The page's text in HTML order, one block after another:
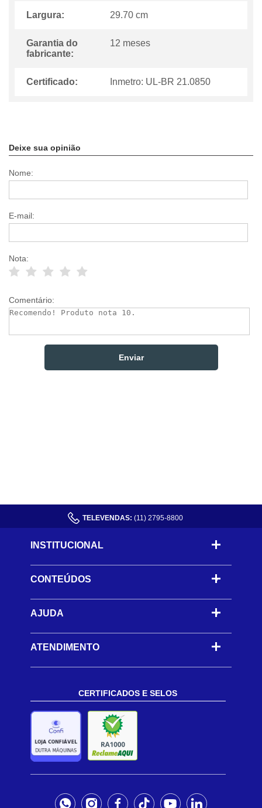
Largura: 29.70 cm
Garantia do
fabricante:
12 meses
Certificado: Inmetro: UL-BR 21.0850
Deixe sua opinião
Nome:
E-mail:
Nota:
Comentário:
TELEVENDAS: (11) 2795-8800
INSTITUCIONAL
CONTEÚDOS -
AJUDA -
ATENDIMENTO
CERTIFICADOS E SELOS